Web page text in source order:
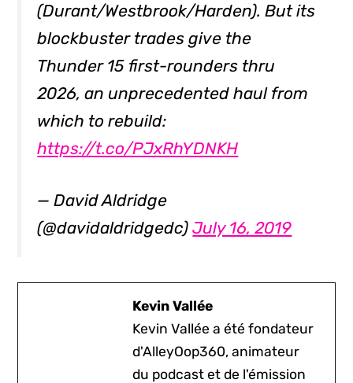
(Durant/Westbrook/Harden). But its
blockbuster trades give the
Thunder 15 first-rounders thru
2026, an unprecedented haul from
which to rebuild:
https://t.co/PJxRhYDNKH
— David Aldridge
(@davidaldridgedc)July 16, 2019
Kevin Vallée
Kevin Vallée a été fondateur
d'AlleyOop360, animateur
du podcast et de l'émission